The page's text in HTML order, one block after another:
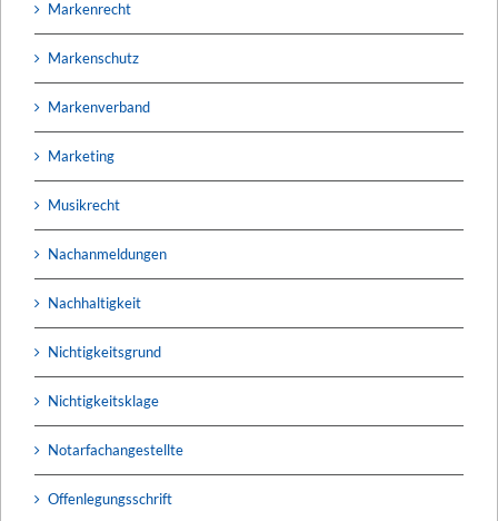
Markenrecht
Markenschutz
Markenverband
Marketing
Musikrecht
Nachanmeldungen
Nachhaltigkeit
Nichtigkeitsgrund
Nichtigkeitsklage
Notarfachangestellte
Offenlegungsschrift